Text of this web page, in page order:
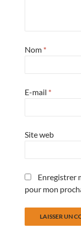
Nom *
E-mail *
Site web
Enregistrer
pour mon